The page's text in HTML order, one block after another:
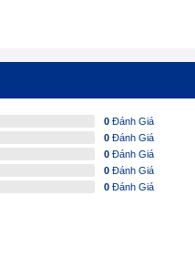
0 Đánh Giá
0 Đánh Giá
0 Đánh Giá
0 Đánh Giá
0 Đánh Giá